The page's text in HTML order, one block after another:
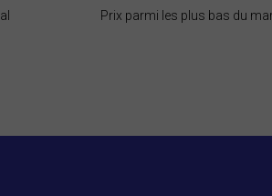
Prix parmi les plus bas du